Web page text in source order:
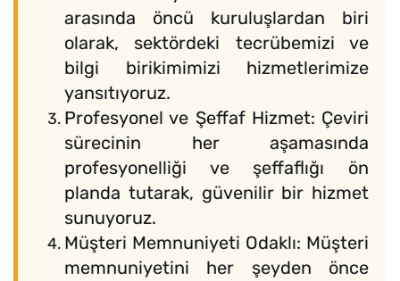
arasında öncü kuruluşlardan biri
olarak, sektördeki tecrübemizi ve
bilgi birikimimizi hizmetlerimize
yansıtıyoruz.
Profesyonel ve Şeffaf Hizmet: Çeviri
sürecinin her aşamasında
profesyonelliği ve şeffaflığı ön
planda tutarak, güvenilir bir hizmet
sunuyoruz.
Müşteri Memnuniyeti Odaklı: Müşteri
memnuniyetini her şeyden önce